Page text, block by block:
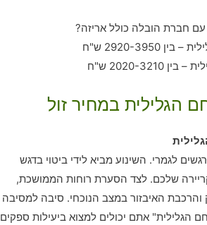
הגלילית במחיר זול
לגמרי. השינוע מביא לידי ביטוי בדגש
שלכם. לצד הסערת רוחות הממושכת,
והרכבת האיבזור במצב הנוכחי. סיבה למסיבה
הגלילית" אתם יכולים למצוא ביעילות ספקים